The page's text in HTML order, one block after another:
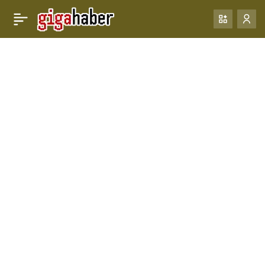
Hacker’ın İncili. Hacker Paylaş